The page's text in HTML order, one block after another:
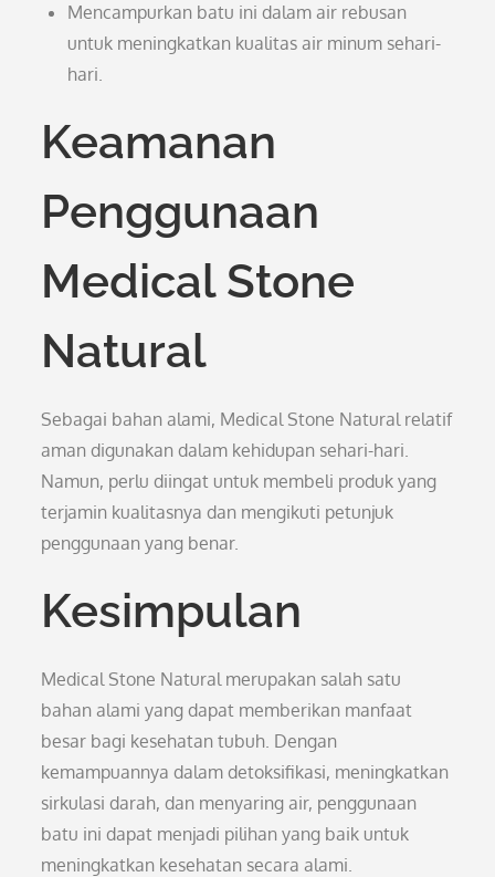
Mencampurkan batu ini dalam air rebusan
untuk meningkatkan kualitas air minum sehari-
hari.
Keamanan
Penggunaan
Medical Stone
Natural
Sebagai bahan alami, Medical Stone Natural relatif
aman digunakan dalam kehidupan sehari-hari.
Namun, perlu diingat untuk membeli produk yang
terjamin kualitasnya dan mengikuti petunjuk
penggunaan yang benar.
Kesimpulan
Medical Stone Natural merupakan salah satu
bahan alami yang dapat memberikan manfaat
besar bagi kesehatan tubuh. Dengan
kemampuannya dalam detoksifikasi, meningkatkan
sirkulasi darah, dan menyaring air, penggunaan
batu ini dapat menjadi pilihan yang baik untuk
meningkatkan kesehatan secara alami.